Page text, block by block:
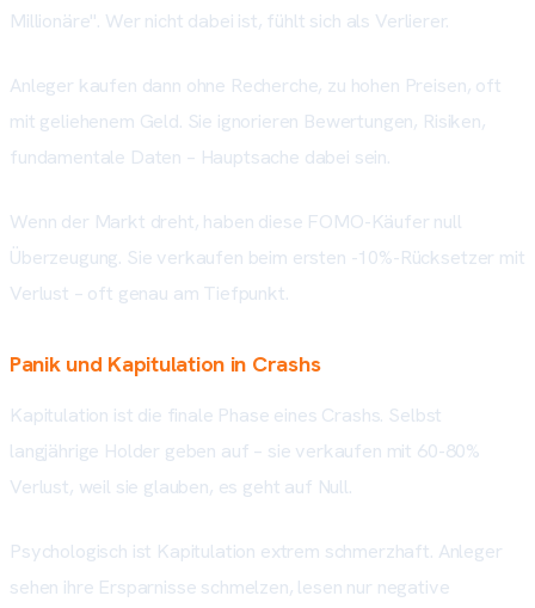
Millionäre". Wer nicht dabei ist, fühlt sich als Verlierer.
Anleger kaufen dann ohne Recherche, zu hohen Preisen, oft
mit geliehenem Geld. Sie ignorieren Bewertungen, Risiken,
fundamentale Daten – Hauptsache dabei sein.
Wenn der Markt dreht, haben diese FOMO-Käufer null
Überzeugung. Sie verkaufen beim ersten -10%-Rücksetzer mit
Verlust – oft genau am Tiefpunkt.
Panik und Kapitulation in Crashs
Kapitulation ist die finale Phase eines Crashs. Selbst
langjährige Holder geben auf – sie verkaufen mit 60-80%
Verlust, weil sie glauben, es geht auf Null.
Psychologisch ist Kapitulation extrem schmerzhaft. Anleger
sehen ihre Ersparnisse schmelzen, lesen nur negative